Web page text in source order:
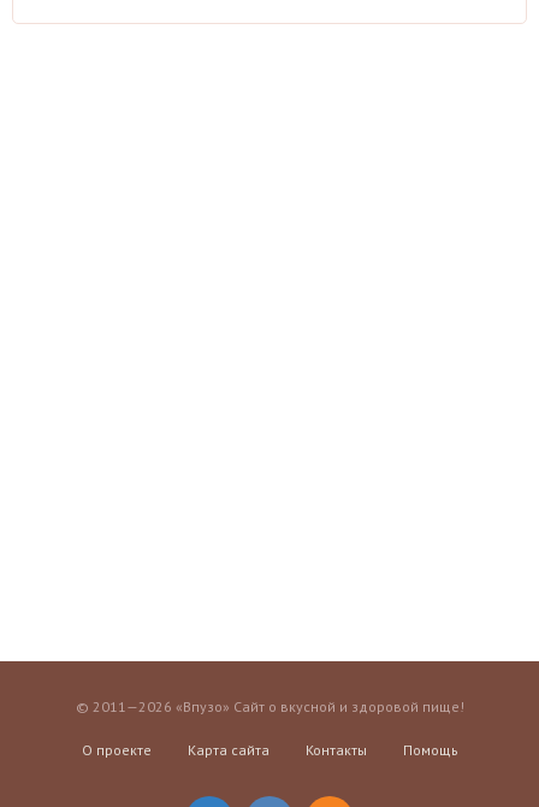
© 2011—2026 «Впузо» Сайт о вкусной и здоровой пище!
О проекте Карта сайта Контакты Помощь